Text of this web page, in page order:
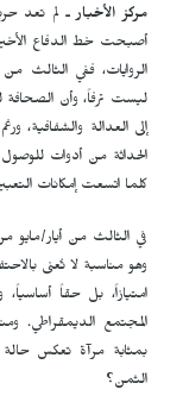
مركز الأخبارـ لم تعد
أصبحت خط الدفاع
الروايات، ففي الثالث
ليست ترفاً، وأن
إلى العدالة والشفافية،
الحداثة من أدوات للوصول
كلما اتسعت إمكانات
في الثالث من أيار/مايو
وهو مناسبة لا تُعنى
امتيازاً، بل حقاً
بمثابة مرآة تعكس حالة
الثمن؟